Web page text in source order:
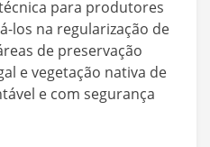
para produtores
los na regularização de
de preservação
e vegetação nativa de
e com segurança